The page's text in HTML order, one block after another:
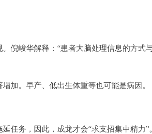
倪峻华解释：“患者大脑处理信息的方式
加。早产、低出生体重等也可能是病因。
任务，因此，成龙才会“求支招集中精力”